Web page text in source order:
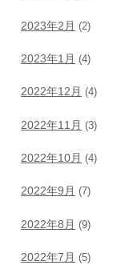
2023年2月 (2)
2023年1月 (4)
2022年12月 (4)
2022年11月 (3)
2022年10月 (4)
2022年9月 (7)
2022年8月 (9)
2022年7月 (5)